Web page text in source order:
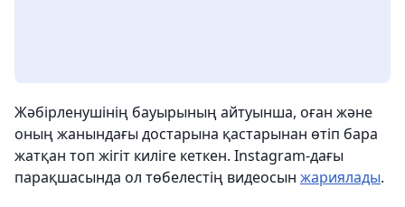
Жәбірленушінің бауырының айтуынша, оған және
оның жанындағы достарына қастарынан өтіп бара
жатқан топ жігіт киліге кеткен. Instagram-дағы
парақшасында ол төбелестің видеосын жариялады.